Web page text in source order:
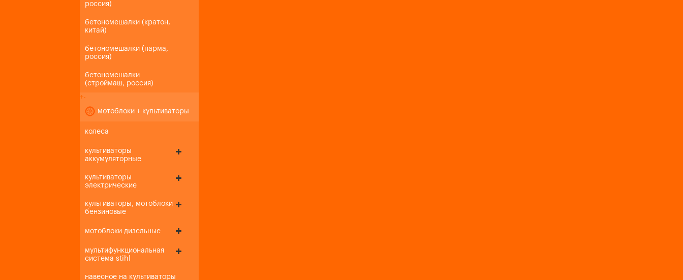
россия)
бетономешалки (кратон,
китай)
бетономешалки (парма,
россия)
бетономешалки
(строймаш, россия)
+-
мотоблоки + культиваторы
колеса
культиваторы
аккумуляторные
культиваторы
электрические
культиваторы, мотоблоки
бензиновые
мотоблоки дизельные
мультифункциональная
система stihl
навесное на культиваторы